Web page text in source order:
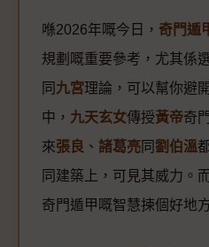
喺2026年嘅今日， 奇門遁
規劃嘅重要參考，尤其係
同 九宮理論，可以幫你避
中， 九天玄女傳授黃帝奇
來張良 、 諸葛亮 同 劉伯溫
同建築上，可見其威力。
奇門遁甲嘅智慧揀個好地